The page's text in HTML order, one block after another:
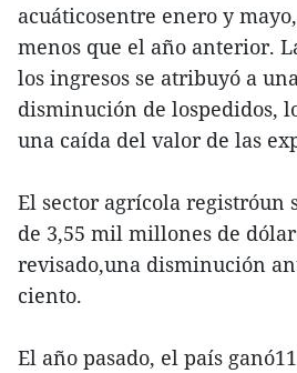
acuáticosentre enero y
menos que el año anterior.
los ingresos se atribuyó a
disminución de lospedidos,
una caída del valor de las
El sector agrícola registróun
de 3,55 mil millones de
revisado,una disminución
ciento.
El año pasado, el país